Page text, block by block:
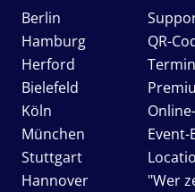
Berlin
Hamburg
Herford
Bielefeld
Köln
München
Stuttgart
Hannover
QR-
"Wer